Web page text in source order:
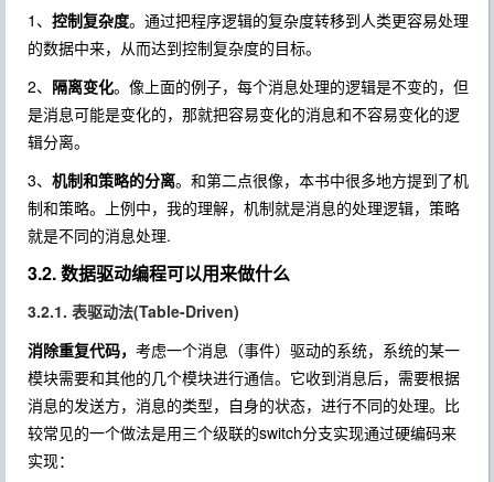
1、 控制复杂度。通过把程序逻辑的复杂度转移到人类更容易处理
的数据中来，从而达到控制复杂度的目标。
2、 隔离变化。像上面的例子，每个消息处理的逻辑是不变的，但
是消息可能是变化的，那就把容易变化的消息和不容易变化的逻
辑分离。
3、 机制和策略的分离。和第二点很像，本书中很多地方提到了机
制和策略。上例中，我的理解，机制就是消息的处理逻辑，策略
就是不同的消息处理.
3.2. 数据驱动编程可以用来做什么
3.2.1. 表驱动法(Table-Driven)
消除重复代码， 考虑一个消息（事件）驱动的系统，系统的某一
模块需要和其他的几个模块进行通信。它收到消息后，需要根据
消息的发送方，消息的类型，自身的状态，进行不同的处理。比
较常见的一个做法是用三个级联的switch分支实现通过硬编码来
实现：